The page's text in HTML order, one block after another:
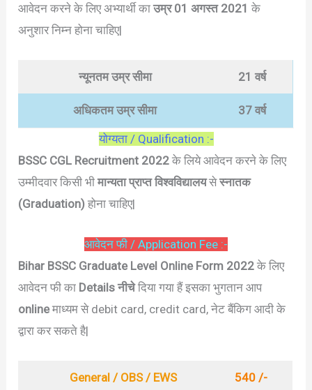
आवेदन करने के लिए अभ्यार्थी काउम्र 01 अगस्त 2021के
अनुशार निम्न होना चाहिए|
न्यूनतम उम्र सीमा 21 वर्ष
अधिकतम उम्र सीमा 37 वर्ष
योग्यता / Qualification :-
BSSC CGL Recruitment 2022 के लिये आवेदन करने के लिए
उम्मीदवार किसी भीमान्यता प्राप्त विश्वविद्यालयसेस्नातक
(Graduation) होना चाहिए|
आवेदन फी / Application Fee :-
Bihar BSSC Graduate Level Online Form 2022 के लिए
आवेदन फी का Details नीचेदिया गया हैं इसका भुगतान आप
onlineमाध्यम से debit card, credit card, नेट बैंकिग आदी के
द्वारा कर सकते है|
General / OBS / EWS 540 /-